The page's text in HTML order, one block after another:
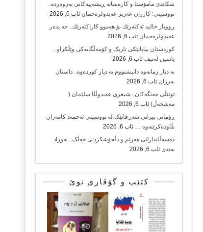
شکاندی مامۆستا و کارەساتە ڕیشەییەکانی پەروەردە..
نووسینی: کارزان عەزیز عەبدولرەحمان ئاب 6, 2026
ڕووبار خالید ئەكتەرێك بۆ هەموو كاراكتەرێك.. حه یدەر
عەبدولرەحمان ئاب 6, 2026
کوردستان بیابانێکی تاریک و کۆمەڵگایەکی وێڵکراو..
یاسین لەتیف ئاب 6, 2026
بە دیار زمانەوە دانیشتووم بە دیار کوردەوە.. داستان
بەرزان ئاب 6, 2026
تونێڵی جەنگەکان.. شیعری عەبدوڵڵا سلێمان (
مەشخەڵ) ئاب 6, 2026
ڕۆمانی بیرانی شەڕڤانێک لە نووسینی ئەحمەد کامەران
بڵاودەکرێتەوە … ئاب 6, 2026
دەسەڵاتدارانی هەرێم و دڵخۆشکردنی خەڵک.. نەوزاد
بەندی ئاب 6, 2026
کتێب و گۆڤاری نوێ